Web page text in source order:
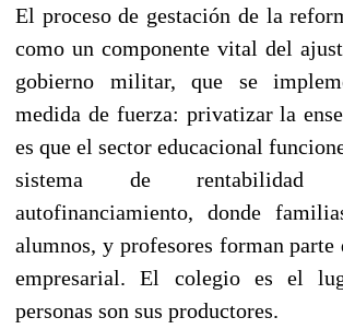
El proceso de gestación de la
como un componente vital del
gobierno militar, que se
medida de fuerza: privatizar la
es que el sector educacional
sistema de rentabilidad
autofinanciamiento, donde
alumnos, y profesores forman parte
empresarial. El colegio es el
personas son sus productores.